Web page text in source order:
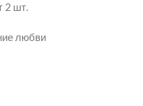
2 шт.
любви